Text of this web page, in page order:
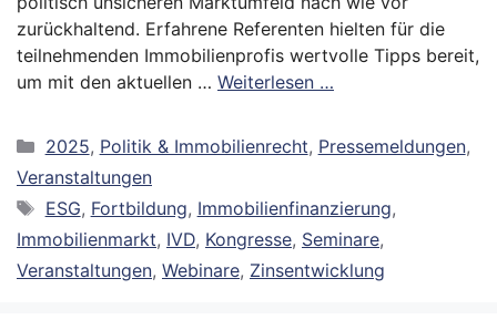
zurückhaltend. Erfahrene Referenten hielten für die
teilnehmenden Immobilienprofis wertvolle Tipps bereit,
um mit den aktuellen … Weiterlesen …
Kategorien
2025, Politik & Immobilienrecht, Pressemeldungen,
Veranstaltungen
Schlagwörter
ESG, Fortbildung, Immobilienfinanzierung,
Immobilienmarkt, IVD, Kongresse, Seminare,
Veranstaltungen, Webinare, Zinsentwicklung